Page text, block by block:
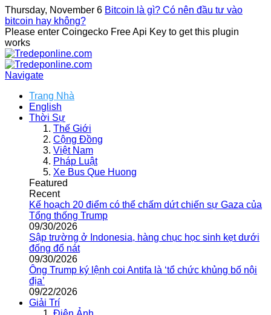
Thursday, November 6 Bitcoin là gì? Có nên đầu tư vào
bitcoin hay không?
Please enter Coingecko Free Api Key to get this plugin
works
Navigate
Trang Nhà
English
Thời Sự
Thế Giới
Cộng Đồng
Việt Nam
Pháp Luật
Xe Bus Que Huong
Featured
Recent
Kế hoạch 20 điểm có thể chấm dứt chiến sự Gaza của
Tổng thống Trump
09/30/2026
Sập trường ở Indonesia, hàng chục học sinh kẹt dưới
đống đổ nát
09/30/2026
Ông Trump ký lệnh coi Antifa là ‘tổ chức khủng bố nội
địa’
09/22/2026
Giải Trí